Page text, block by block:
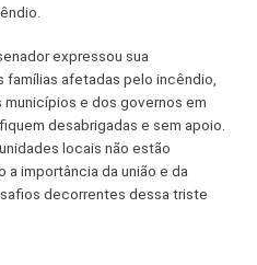
expressou sua
famílias afetadas pelo incêndio,
e dos governos em
desabrigadas e sem apoio.
locais não estão
a importância da união e da
decorrentes dessa triste